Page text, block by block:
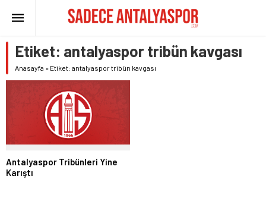
Etiket: antalyaspor tribün kavgası
Anasayfa » Etiket: antalyaspor tribün kavgası
Antalyaspor Tribünleri Yine
Karıştı